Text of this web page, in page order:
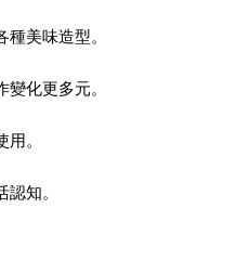
美味造型。
化更多元。
。
知。